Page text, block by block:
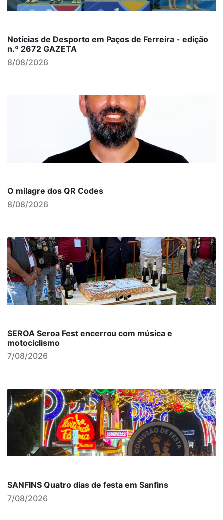
Notícias de Desporto em Paços de Ferreira - edição
n.º 2672 GAZETA
8/08/2026
O milagre dos QR Codes
8/08/2026
SEROA Seroa Fest encerrou com música e
motociclismo
7/08/2026
SANFINS Quatro dias de festa em Sanfins
7/08/2026